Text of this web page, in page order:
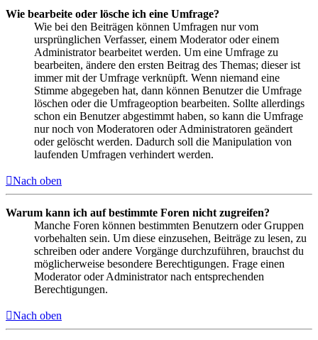
Wie bearbeite oder lösche ich eine Umfrage?
Wie bei den Beiträgen können Umfragen nur vom
ursprünglichen Verfasser, einem Moderator oder einem
Administrator bearbeitet werden. Um eine Umfrage zu
bearbeiten, ändere den ersten Beitrag des Themas; dieser ist
immer mit der Umfrage verknüpft. Wenn niemand eine
Stimme abgegeben hat, dann können Benutzer die Umfrage
löschen oder die Umfrageoption bearbeiten. Sollte allerdings
schon ein Benutzer abgestimmt haben, so kann die Umfrage
nur noch von Moderatoren oder Administratoren geändert
oder gelöscht werden. Dadurch soll die Manipulation von
laufenden Umfragen verhindert werden.
Nach oben
Warum kann ich auf bestimmte Foren nicht zugreifen?
Manche Foren können bestimmten Benutzern oder Gruppen
vorbehalten sein. Um diese einzusehen, Beiträge zu lesen, zu
schreiben oder andere Vorgänge durchzuführen, brauchst du
möglicherweise besondere Berechtigungen. Frage einen
Moderator oder Administrator nach entsprechenden
Berechtigungen.
Nach oben